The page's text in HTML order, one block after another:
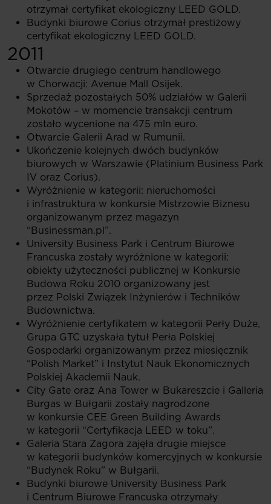
otrzymał certyfikat ekologiczny LEED GOLD.
Budynki biurowe Corius otrzymał prestiżowy
certyfikat ekologiczny LEED GOLD.
2011
Otwarcie drugiego centrum handlowego
w Chorwacji: Avenue Mall Osijek.
Sprzedaż pozostałych 50% udziałów w Galerii
Mokotów – w momencie transakcji centrum
zostało wycenione na 475 mln euro.
Otwarcie Galerii Arad w Rumunii.
Ukończenie kolejnych dwóch budynków
biurowych w Warszawie (Platinium Business Park
IV oraz Corius).
Wyróżnienie w kategorii: nieruchomości
i infrastruktura w konkursie Mistrzowie Biznesu
organizowanym przez magazyn
“Businessman.pl”.
University Business Park i Centrum Biurowe
Francuska zostały wyróżnione w kategorii:
obiekty użyteczności publicznej w Konkursie
Budowa Roku 2010 organizowany jest
przez Polski Związek Inżynierów i Techników
Budownictwa.
Wyróżnienie certyfikatem w kategorii Perły Duże,
Grupa GTC uzyskała tytuł Perła Polskiej
Gospodarki organizowanym przez miesięcznik
“Polish Market” i Instytut Nauk Ekonomicznych
Polskiej Akademii Nauk.
City Gate oraz Ana Tower w Bukareszcie i Galleria
Burgas w Bułgarii zostały nagrodzone
w konkursie CEE Green Building Awards
w kategorii “Certyfikacja LEED w toku”.
Galeria Stara Zagora zajęła drugie miejsce
w kategorii budynków komercyjnych w konkursie
“Budynek Roku” w Bułgarii.
Budynki biurowe University Business Park
i Centrum Biurowe Francuska otrzymały